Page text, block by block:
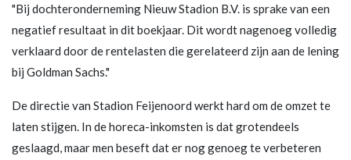
"Bij dochteronderneming Nieuw Stadion B.V. is sprake van een
negatief resultaat in dit boekjaar. Dit wordt nagenoeg volledig
verklaard door de rentelasten die gerelateerd zijn aan de lening
bij Goldman Sachs."
De directie van Stadion Feijenoord werkt hard om de omzet te
laten stijgen. In de horeca-inkomsten is dat grotendeels
geslaagd, maar men beseft dat er nog genoeg te verbeteren